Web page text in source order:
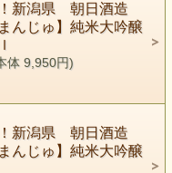
！新潟県 朝日酒造
んじゅ】純米大吟醸
体 9,950円)
！新潟県 朝日酒造
んじゅ】純米大吟醸